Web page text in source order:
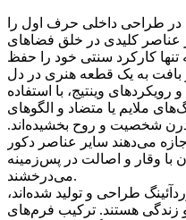
در طراحی داخلی حرف اول را
کلیدی در خلق فضاهای
تنها کارکرد سنتی خود را حفظ
و بافت به یک قطعه هنری در دل
رویکردهای وینتیج، با استفاده
ملایم یا متضاد و الگوهای
شخصیت و روح بخشیده‌اند.
می‌دهند سایر عناصر دکور
با وقار و اصالت در پس‌زمینه
می‌درخشند.
طراحی و تولید شده‌اند،
زندگی هستند. ترکیب فرم‌های